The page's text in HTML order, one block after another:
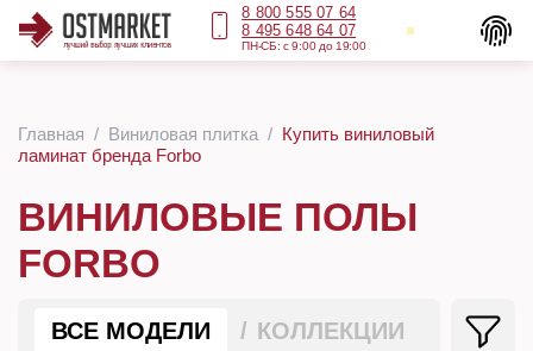
8 800 555 07 64
8 495 648 64 07
ПН-СБ: с 9:00 до 19:00
Главная Виниловая плитка
Купить виниловый
ламинат бренда Forbo
ВИНИЛОВЫЕ ПОЛЫ
FORBO
ВСЕ МОДЕЛИ КОЛЛЕКЦИИ